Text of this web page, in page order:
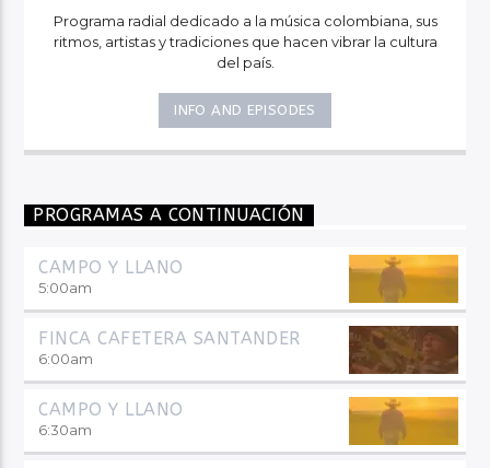
Programa radial dedicado a la música colombiana, sus
ritmos, artistas y tradiciones que hacen vibrar la cultura
del país.
INFO AND EPISODES
PROGRAMAS A CONTINUACIÓN
CAMPO Y LLANO
5:00am
FINCA CAFETERA SANTANDER
6:00am
CAMPO Y LLANO
6:30am